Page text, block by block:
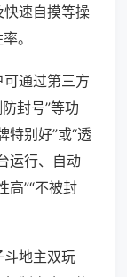
速自摸等操
。
通过第三方
封号”等功
特别好”或“透
运行、自动
高”“不被封
斗地主双玩